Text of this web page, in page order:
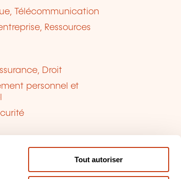
Tout autoriser
Télécommunication
Ressources
Droit
personnel et